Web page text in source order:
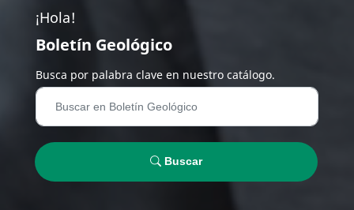
¡Hola!
Boletín Geológico
Busca por palabra clave en nuestro catálogo.
Buscar